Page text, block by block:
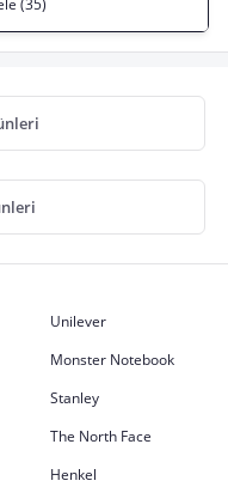
(35)
Unilever
Monster Notebook
Stanley
The North Face
Henkel